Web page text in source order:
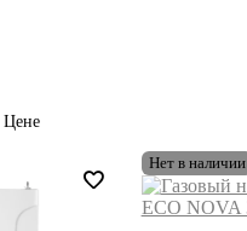
Цене
Нет в наличии